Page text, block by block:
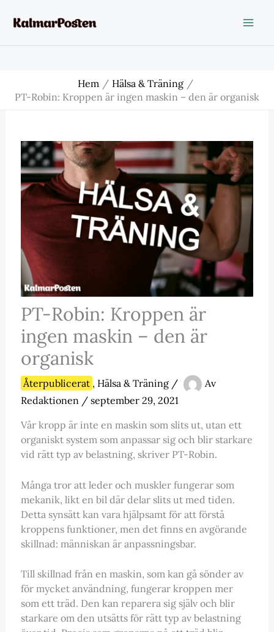
Hem
Hälsa & Träning
PT-Robin: Kroppen är ingen maskin – den är organisk
PT-Robin: Kroppen är
ingen maskin – den är
organisk
Återpublicerat , Hälsa & Träning/
Av
Redaktionen / september 29, 2021
Vår kropp är inte en maskin som slits ut, utan ett
organiskt system som anpassar sig och blir starkare
vid rätt typ av belastning, skriver PT-Robin.
Många tror att leder och muskler fungerar som
mekanik, likt en bil där delar slits ut med tiden.
Detta synsätt kan vara hjälpsamt för att förstå
kroppens funktioner, men det finns en avgörande
skillnad: människan är anpassningsbar.
Till skillnad från en maskin, som kan gå sönder av
för mycket användning, fungerar kroppen mer
som ett träd. Den kan reparera sig själv och blir
starkare om den utsätts för rätt typ av belastning